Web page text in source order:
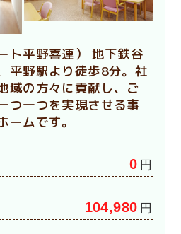
ト平野喜連） 地下鉄谷
平野駅より徒歩8分。社
域の方々に貢献し、ご
つ一つを実現させる事
ームです。
0 円
104,980 円